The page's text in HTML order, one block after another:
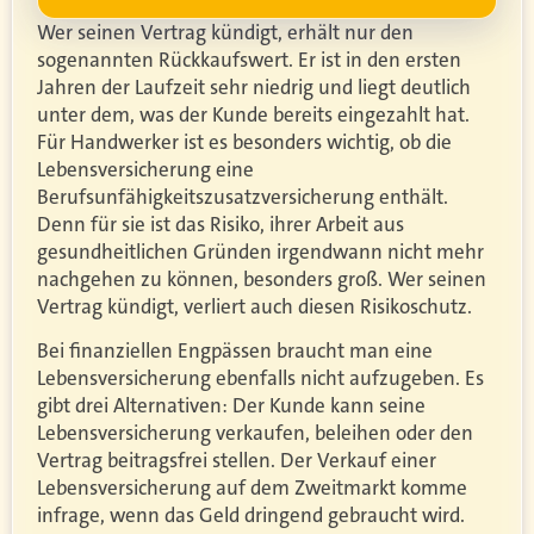
Wer seinen Vertrag kündigt, erhält nur den
sogenannten Rückkaufswert. Er ist in den ersten
Jahren der Laufzeit sehr niedrig und liegt deutlich
unter dem, was der Kunde bereits eingezahlt hat.
Für Handwerker ist es besonders wichtig, ob die
Lebensversicherung eine
Berufsunfähigkeitszusatzversicherung enthält.
Denn für sie ist das Risiko, ihrer Arbeit aus
gesundheitlichen Gründen irgendwann nicht mehr
nachgehen zu können, besonders groß. Wer seinen
Vertrag kündigt, verliert auch diesen Risikoschutz.
Bei finanziellen Engpässen braucht man eine
Lebensversicherung ebenfalls nicht aufzugeben. Es
gibt drei Alternativen: Der Kunde kann seine
Lebensversicherung verkaufen, beleihen oder den
Vertrag beitragsfrei stellen. Der Verkauf einer
Lebensversicherung auf dem Zweitmarkt komme
infrage, wenn das Geld dringend gebraucht wird.